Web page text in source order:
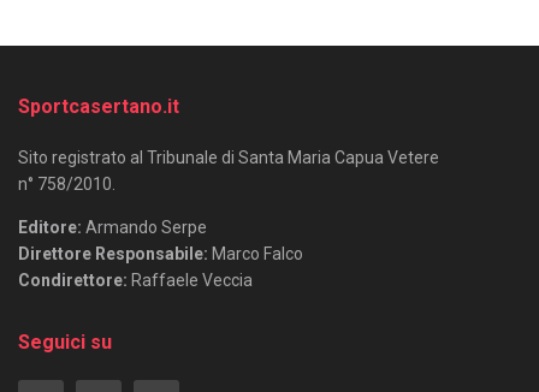
Sportcasertano.it
Sito registrato al Tribunale di Santa Maria Capua Vetere
n° 758/2010.
Editore: Armando Serpe
Direttore Responsabile: Marco Falco
Condirettore: Raffaele Veccia
Seguici su